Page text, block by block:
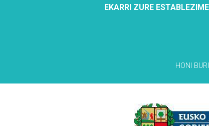
EKARRI ZURE
HONI